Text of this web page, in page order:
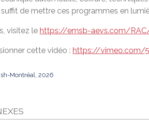
de mettre ces programmes en
visitez le https://emsb-aevs.com/
cette vidéo : https://vimeo.com/
Montréal, 2026